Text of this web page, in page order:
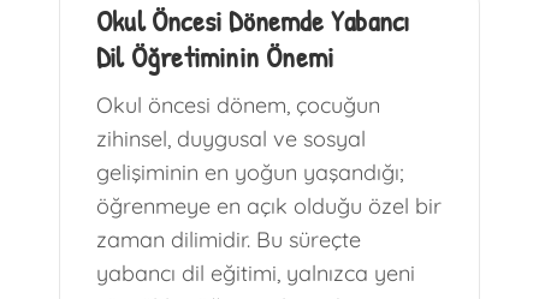
Okul Öncesi Dönemde Yabancı
Dil Öğretiminin Önemi
Okul öncesi dönem, çocuğun
zihinsel, duygusal ve sosyal
gelişiminin en yoğun yaşandığı;
öğrenmeye en açık olduğu özel bir
zaman dilimidir. Bu süreçte
yabancı dil eğitimi, yalnızca yeni